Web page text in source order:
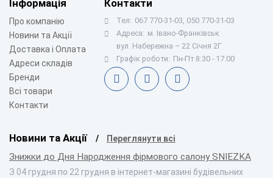
Інформація
Про компанію
Новини та Акції
Доставка і Оплата
Адреси складів
Бренди
Всі товари
Контакти
Контакти
Тел: 067 770-31-03, 050 770-31-03
Адреса: м. Івано-Франківськ
вул. Набережна – 22 Січня 2Г
Графік роботи: Пн-Пт 8:30 - 17:00
Новини та Акції Переглянути всі
Знижки до Дня Народження фірмового салону SNIEZKA
З 04 грудня по 22 грудня в інтернет-магазині будівельних